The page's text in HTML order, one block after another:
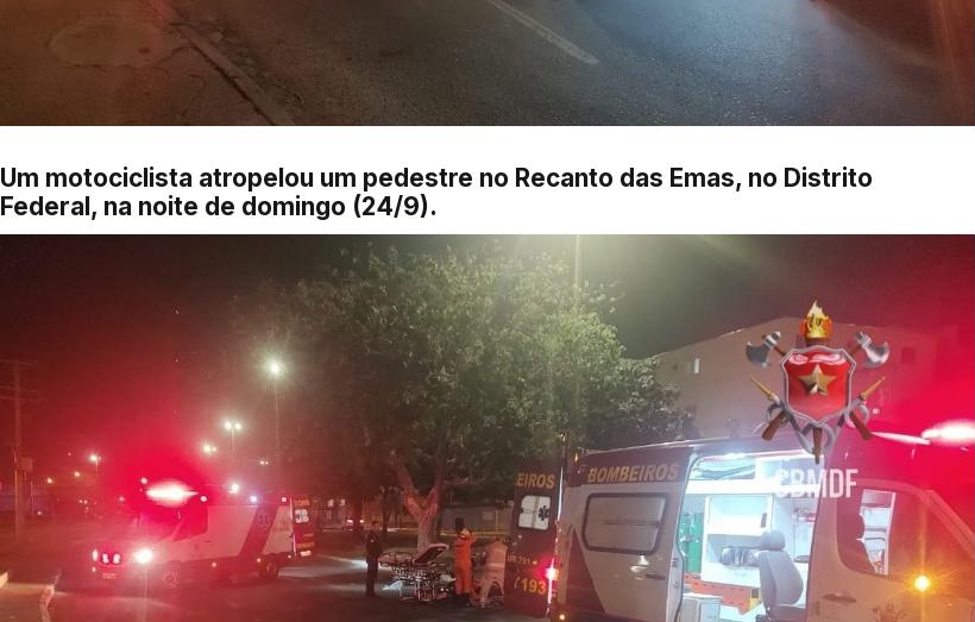
Um motociclista atropelou um pedestre no Recanto das Emas, no Distrito
Federal, na noite de domingo (24/9).